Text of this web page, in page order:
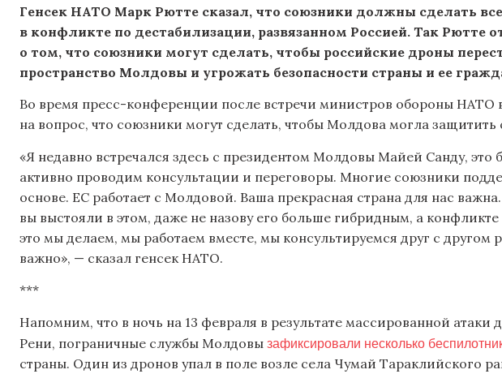
Генсек НАТО Марк Рютте сказал, что союзники должны сделать
в конфликте по дестабилизации, развязанном Россией. Так Рютте
о том, что союзники могут сделать, чтобы российские дроны
пространство Молдовы и угрожать безопасности страны и ее
Во время пресс-конференции после встречи министров обороны НАТО
на вопрос, что союзники могут сделать, чтобы Молдова могла защитить
«Я недавно встречался здесь с президентом Молдовы Майей Санду, это
активно проводим консультации и переговоры. Многие союзники
основе. ЕС работает с Молдовой. Ваша прекрасная страна для нас
вы выстояли в этом, даже не назову его больше гибридным, а
это мы делаем, мы работаем вместе, мы консультируемся друг с
важно», — сказал генсек НАТО.
***
Напомним, что в ночь на 13 февраля в результате массированной атаки
Рени, пограничные службы Молдовы зафиксировали несколько
страны. Один из дронов упал в поле возле села Чумай Тараклийского